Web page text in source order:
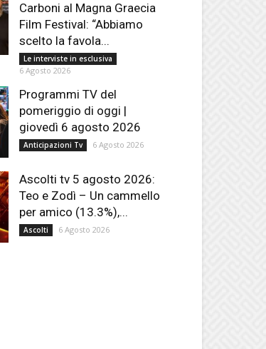
Carboni al Magna Graecia
Film Festival: “Abbiamo
scelto la favola...
Le interviste in esclusiva
6 Agosto 2026
Programmi TV del
pomeriggio di oggi |
giovedì 6 agosto 2026
Anticipazioni Tv 6 Agosto 2026
Ascolti tv 5 agosto 2026:
Teo e Zodì – Un cammello
per amico (13.3%),...
Ascolti 6 Agosto 2026